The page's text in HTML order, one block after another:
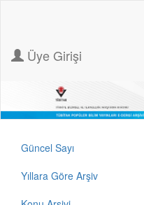
Üye Girişi
Güncel Sayı
Yıllara Göre Arşiv